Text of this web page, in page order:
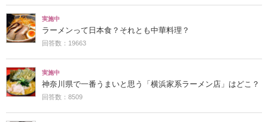
実施中
ラーメンって日本食？それとも中華料理？
回答数：19663
実施中
神奈川県で一番うまいと思う「横浜家系ラーメン店」はどこ？
回答数：8509